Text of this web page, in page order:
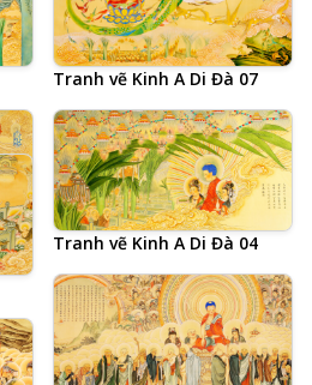
Tranh vẽ Kinh A Di Đà 07
Tranh vẽ Kinh A Di Đà 04